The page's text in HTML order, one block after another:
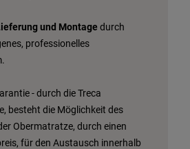
und Montage durch
professionelles
- durch die Treca
besteht die Möglichkeit des
Obermatratze, durch einen
für den Austausch innerhalb